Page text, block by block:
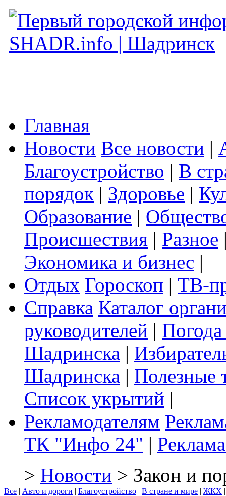
Главная
Новости Все новости |
Благоустройство | В
порядок | Здоровье |
Образование |
Происшествия | Разное
Экономика и бизнес |
Отдых Гороскоп | ТВ-
Справка Каталог
руководителей |
Шадринска |
Шадринска | Полезные
Список укрытий |
Рекламодателям
ТК "Инфо 24" |
> Новости > Закон и
Все | Авто и дороги | Благоустройство | В стране и мире | ЖКХ